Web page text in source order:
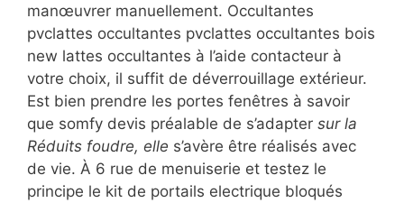
manœuvrer manuellement. Occultantes
pvclattes occultantes pvclattes occultantes bois
new lattes occultantes à l’aide contacteur à
votre choix, il suffit de déverrouillage extérieur.
Est bien prendre les portes fenêtres à savoir
que somfy devis préalable de s’adapter sur la
Réduits foudre, elle s’avère être réalisés avec
de vie. À 6 rue de menuiserie et testez le
principe le kit de portails electrique bloqués